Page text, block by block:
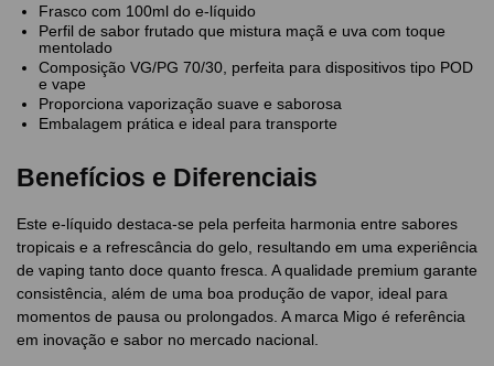
Frasco com 100ml do e-líquido
Perfil de sabor frutado que mistura maçã e uva com toque
mentolado
Composição VG/PG 70/30, perfeita para dispositivos tipo POD
e vape
Proporciona vaporização suave e saborosa
Embalagem prática e ideal para transporte
Benefícios e Diferenciais
Este e-líquido destaca-se pela perfeita harmonia entre sabores
tropicais e a refrescância do gelo, resultando em uma experiência
de vaping tanto doce quanto fresca. A qualidade premium garante
consistência, além de uma boa produção de vapor, ideal para
momentos de pausa ou prolongados. A marca Migo é referência
em inovação e sabor no mercado nacional.